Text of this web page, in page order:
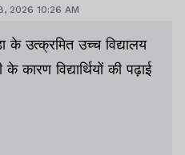
2026 10:26 AM
के उत्क्रमित उच्च विद्यालय
कारण विद्यार्थियों की पढ़ाई